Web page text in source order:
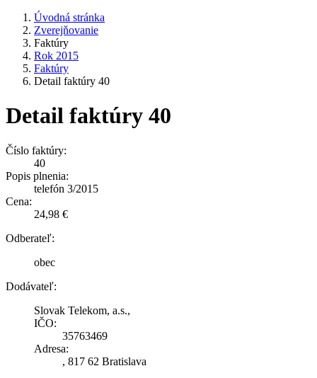
Úvodná stránka
Zverejňovanie
Faktúry
Rok 2015
Faktúry
Detail faktúry 40
Detail faktúry 40
Číslo faktúry:
40
Popis plnenia:
telefón 3/2015
Cena:
24,98 €
Odberateľ:
obec
Dodávateľ:
Slovak Telekom, a.s.,
IČO:
35763469
Adresa:
, 817 62 Bratislava